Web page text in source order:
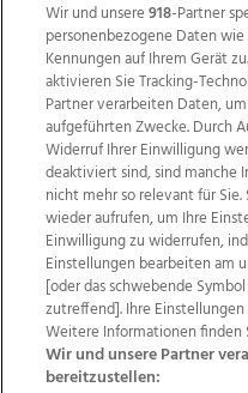
Wir über uns
Datenschutz
AGB Website
Wir und unsere918-Partner
personenbezogene Daten
Kennungen auf Ihrem Gerät
aktivieren Sie Tracking-
Partner verarbeiten Daten,
aufgeführten Zwecke. Durch
Widerruf Ihrer Einwilligung
deaktiviert sind, sind manche
nicht mehr so relevant für
wieder aufrufen, um Ihre
Einwilligung zu widerrufen,
Einstellungen bearbeiten am
[oder das schwebende
zutreffend]. Ihre
Weitere Informationen finden
Wir und unsere Partner
bereitzustellen: